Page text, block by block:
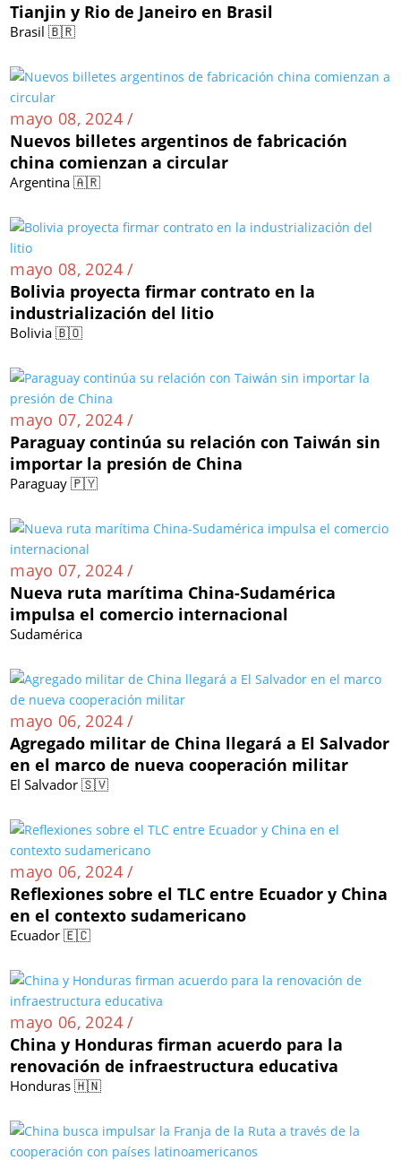
Tianjin y Rio de Janeiro en Brasil
Brasil 🇧🇷
mayo 08, 2024 /
Nuevos billetes argentinos de fabricación
china comienzan a circular
Argentina 🇦🇷
mayo 08, 2024 /
Bolivia proyecta firmar contrato en la
industrialización del litio
Bolivia 🇧🇴
mayo 07, 2024 /
Paraguay continúa su relación con Taiwán sin
importar la presión de China
Paraguay 🇵🇾
mayo 07, 2024 /
Nueva ruta marítima China-Sudamérica
impulsa el comercio internacional
Sudamérica
mayo 06, 2024 /
Agregado militar de China llegará a El Salvador
en el marco de nueva cooperación militar
El Salvador 🇸🇻
mayo 06, 2024 /
Reflexiones sobre el TLC entre Ecuador y China
en el contexto sudamericano
Ecuador 🇪🇨
mayo 06, 2024 /
China y Honduras firman acuerdo para la
renovación de infraestructura educativa
Honduras 🇭🇳